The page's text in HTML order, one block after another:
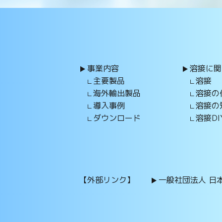
事業内容
主要製品
海外輸出製品
導入事例
ダウンロード
溶接に
溶接
溶接の
溶接の
溶接
【外部リンク】 一般社団法人 日